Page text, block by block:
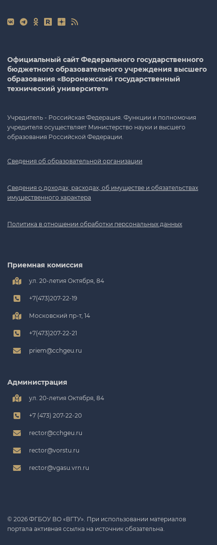
Официальный сайт Федерального государственного
бюджетного образовательного учреждения высшего
образования «Воронежский государственный
технический университет»
Учредитель - Российская Федерация. Функции и полномочия
учредителя осуществляет Министерство науки и высшего
образования Российской Федерации.
Сведения об образовательной организации
Сведения о доходах, расходах, об имуществе и обязательствах
имущественного характера
Политика в отношении обработки персональных данных
Приемная комиссия
ул. 20-летия Октября, 84
+7(473)207-22-19
Московский пр-т, 14
+7(473)207-22-21
priem@cchgeu.ru
Администрация
ул. 20-летия Октября, 84
+7 (473) 207-22-20
rector@cchgeu.ru
rector@vorstu.ru
rector@vgasu.vrn.ru
© 2026 ФГБОУ ВО «ВГТУ». При использовании материалов
портала активная ссылка на источник обязательна.